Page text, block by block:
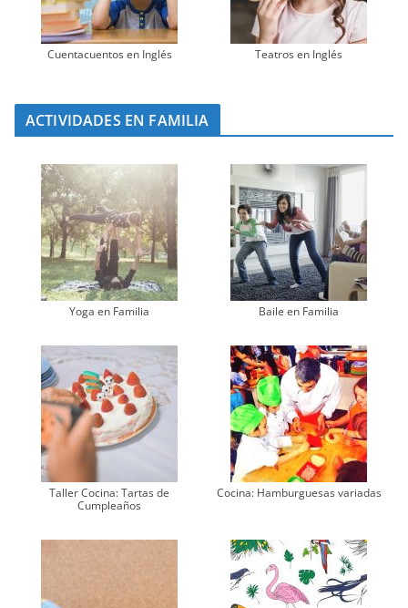
Cuentacuentos en Inglés Teatros en Inglés
ACTIVIDADES EN FAMILIA
Yoga en Familia Baile en Familia
Taller Cocina: Tartas de
Cumpleaños
Cocina: Hamburguesas variadas